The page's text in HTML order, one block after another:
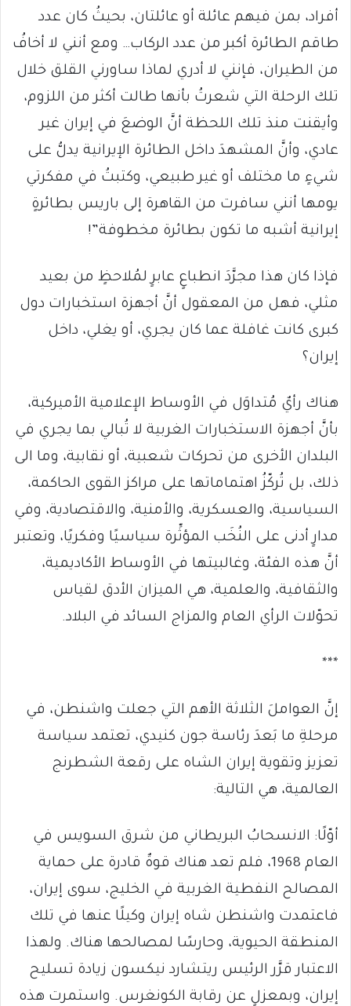
أفراد، بمن فيهم عائلة أو عائلتان، بحيثُ كان عدد
طاقم الطائرة أكبر من عدد الركاب… ومع أنني لا أخافُ
من الطيران، فإنني لا أدري لماذا ساورني القلق خلال
تلك الرحلة التي شعرتُ بأنها طالت أكثر من اللزوم،
وأيقنت منذ تلك اللحظة أنَّ الوضعَ في إيران غير
عادي، وأنَّ المشهدَ داخل الطائرة الإيرانية يدلُّ على
شيءٍ ما مختلف أو غير طبيعي، وكتبتُ في مفكرتي
يومها أنني سافرت من القاهرة إلى باريس بطائرةٍ
إيرانية أشبه ما تكون بطائرة مخطوفة”!
فإذا كان هذا مجرَّدَ انطباعٍ عابرٍ لمُلاحظٍ من بعيد
مثلي، فهل من المعقول أنَّ أجهزة استخبارات دول
كبرى كانت غافلة عما كان يجري، أو يغلي، داخل
إيران؟
هناك رأيٌ مُتداوَل في الأوساط الإعلامية الأميركية،
بأنَّ أجهزة الاستخبارات الغربية لا تُبالي بما يجري في
البلدان الأخرى من تحركات شعبية، أو نقابية، وما الى
ذلك، بل تُركّزُ اهتماماتها على مراكز القوى الحاكمة،
السياسية، والعسكرية، والأمنية، والاقتصادية، وفي
مدارٍ أدنى على النُخَب المؤثِّرة سياسيًا وفكريًا، وتعتبر
أنَّ هذه الفئة، وغالبيتها في الأوساط الأكاديمية،
والثقافية، والعلمية، هي الميزان الأدق لقياس
تحوّلات الرأي العام والمزاج السائد في البلاد.
***
إنَّ العواملَ الثلاثة الأهم التي جعلت واشنطن، في
مرحلةِ ما بَعدَ رئاسة جون كنيدي، تعتمد سياسة
تعزيز وتقوية إيران الشاه على رقعة الشطرنج
العالمية، هي التالية:
أوّلًا: الانسحابُ البريطاني من شرق السويس في
العام 1968، فلم تعد هناك قوةٌ قادرة على حماية
المصالح النفطية الغربية في الخليج، سوى إيران،
فاعتمدت واشنطن شاه إيران وكيلًا عنها في تلك
المنطقة الحيوية، وحارسًا لمصالحها هناك. ولهذا
الاعتبار قرَّر الرئيس ريتشارد نيكسون زيادة تسليح
إيران، وبمعزلٍ عن رقابة الكونغرس. واستمرت هذه